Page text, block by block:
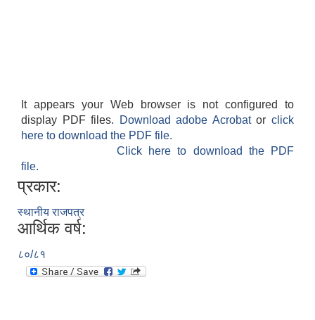
It appears your Web browser is not configured to
display PDF files.
Download adobe Acrobatorclick
here to download the PDF file.
Click here to download the PDF
file.
प्रकार:
स्थानीय राजपत्र
आर्थिक वर्ष:
८०/८१